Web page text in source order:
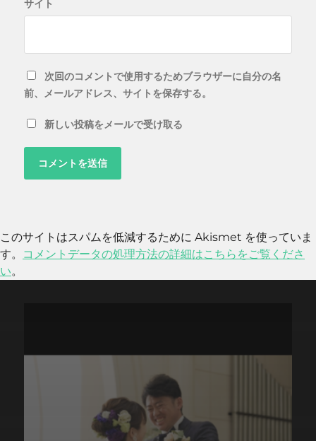
サイト
次回のコメントで使用するためブラウザーに自分の名
前、メールアドレス、サイトを保存する。
新しい投稿をメールで受け取る
このサイトはスパムを低減するために Akismet を使っていま
す。
コメントデータの処理方法の詳細はこちらをご覧くださ
い。